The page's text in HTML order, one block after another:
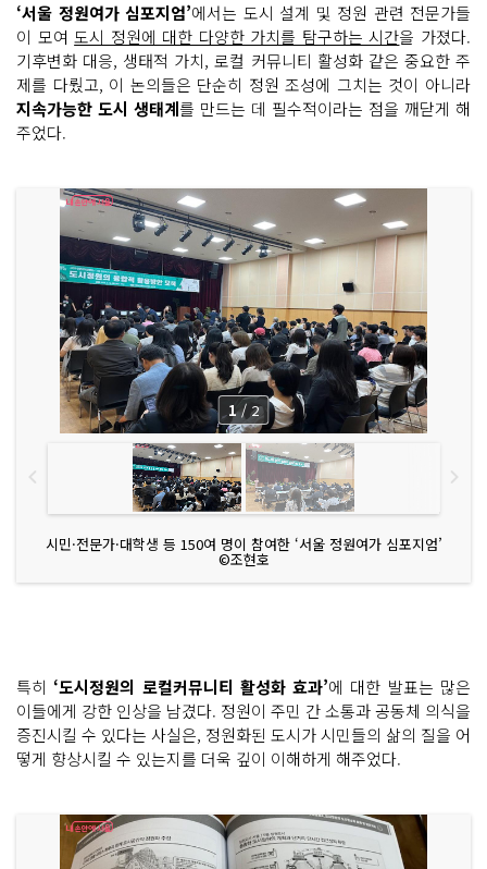
‘서울 정원여가 심포지엄’에서는 도시 설계 및 정원 관련 전문가들
이 모여도시 정원에 대한 다양한 가치를 탐구하는 시간을 가졌다.
기후변화 대응, 생태적 가치, 로컬 커뮤니티 활성화 같은 중요한 주
제를 다뤘고, 이 논의들은 단순히 정원 조성에 그치는 것이 아니라
지속가능한 도시 생태계를 만드는 데 필수적이라는 점을 깨닫게 해
주었다.
시민·전문가·대학생 등 150여 명이 참여한 ‘서울 정원여가 심포지엄’
©조현호
1 / 2
특히 ‘도시정원의 로컬커뮤니티 활성화 효과’에 대한 발표는 많은
이들에게 강한 인상을 남겼다. 정원이 주민 간 소통과 공동체 의식을
증진시킬 수 있다는 사실은, 정원화된 도시가 시민들의 삶의 질을 어
떻게 향상시킬 수 있는지를 더욱 깊이 이해하게 해주었다.